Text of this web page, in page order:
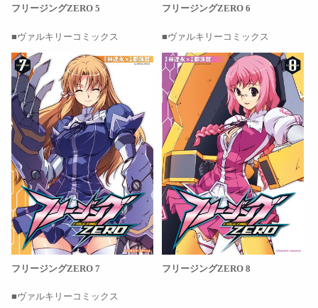
フリージングZERO 5 フリージングZERO 6
ヴァルキリーコミックス
フリージングZERO 7
ヴァルキリーコミックス
フリージングZERO 8
ヴァルキリーコミックス